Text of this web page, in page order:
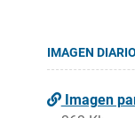
IMAGEN
Imagen